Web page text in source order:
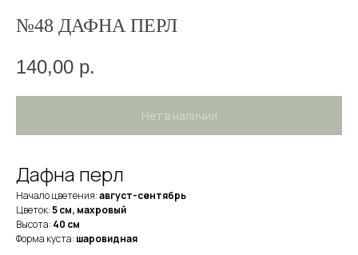
№48 ДАФНА ПЕРЛ
140,00 р.
Нет в наличии
Дафна перл
Начало цветения:август-сентябрь
Цветок:5 см, махровый
Высота:40 см
Форма куста:шаровидная